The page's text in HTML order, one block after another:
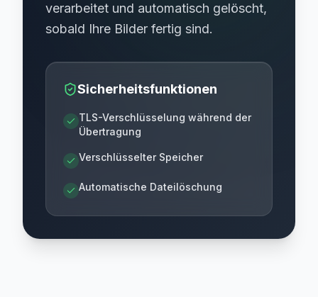
verarbeitet und automatisch gelöscht,
sobald Ihre Bilder fertig sind.
Sicherheitsfunktionen
TLS-Verschlüsselung während der
Übertragung
Verschlüsselter Speicher
Automatische Dateilöschung